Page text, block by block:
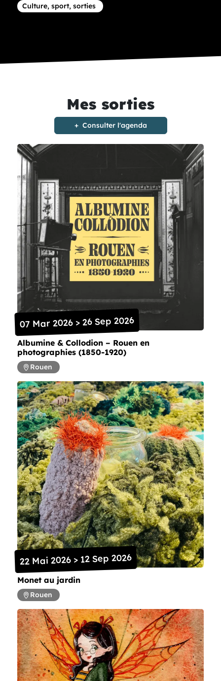
Article concernant la thématique
Culture, sport, sorties
Mes sorties
Consulter l'agenda
Albumine & Collodion – Rouen en
photographies (1850-1920)
07 Mar 2026 > 26 Sep 2026
Rouen
Monet au jardin
22 Mai 2026 > 12 Sep 2026
Rouen